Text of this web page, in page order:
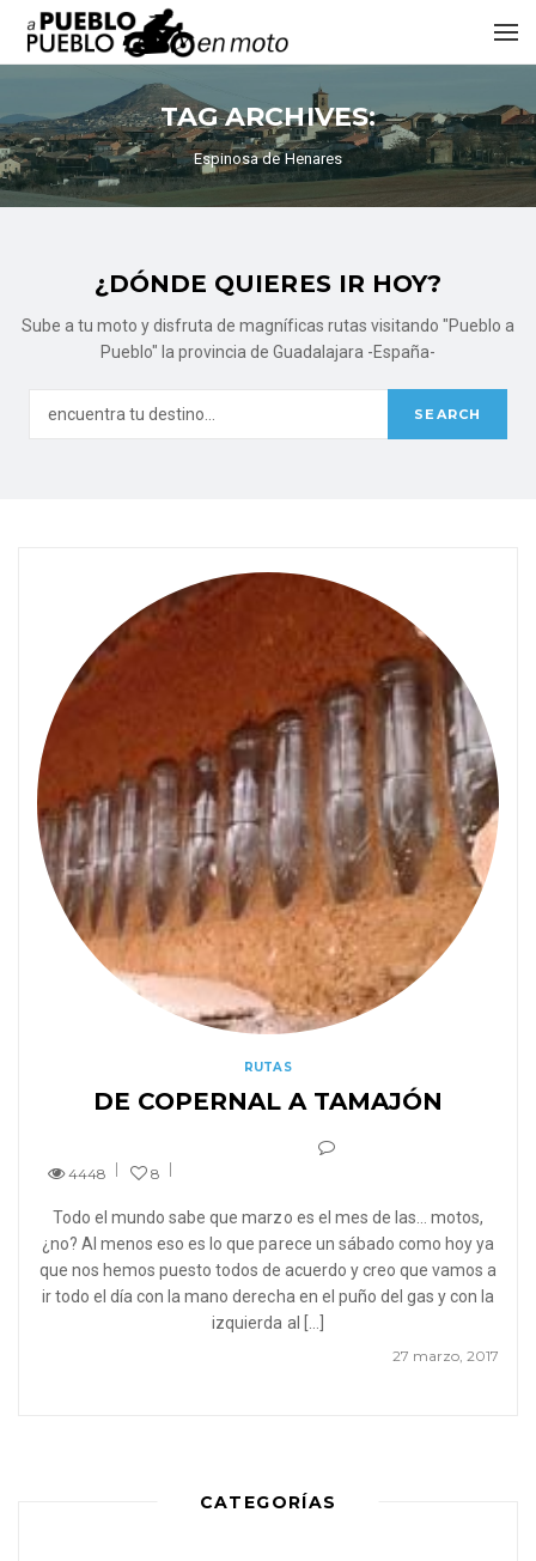
TAG ARCHIVES:
Espinosa de Henares
¿DÓNDE QUIERES IR HOY?
Sube a tu moto y disfruta de magníficas rutas visitando "Pueblo a
Pueblo" la provincia de Guadalajara -España-
RUTAS
DE COPERNAL A TAMAJÓN
4448 8
27 marzo, 2017
Todo el mundo sabe que marzo es el mes de las… motos,
¿no? Al menos eso es lo que parece un sábado como hoy ya
que nos hemos puesto todos de acuerdo y creo que vamos a
ir todo el día con la mano derecha en el puño del gas y con la
izquierda al […]
CATEGORÍAS